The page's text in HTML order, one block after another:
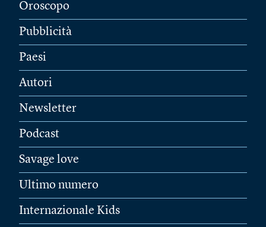
Oroscopo
Pubblicità
Paesi
Autori
Newsletter
Podcast
Savage love
Ultimo numero
Internazionale Kids